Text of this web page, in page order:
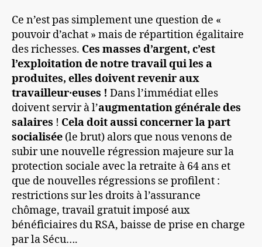
Ce n’est pas simplement une question de «
pouvoir d’achat » mais de répartition égalitaire
des richesses. Ces masses d’argent, c’est
l’exploitation de notre travail qui les a
produites, elles doivent revenir aux
travailleur·euses ! Dans l’immédiat elles
doivent servir à l’augmentation générale des
salaires ! Cela doit aussi concerner la part
socialisée (le brut) alors que nous venons de
subir une nouvelle régression majeure sur la
protection sociale avec la retraite à 64 ans et
que de nouvelles régressions se profilent :
restrictions sur les droits à l’assurance
chômage, travail gratuit imposé aux
bénéficiaires du RSA, baisse de prise en charge
par la Sécu….